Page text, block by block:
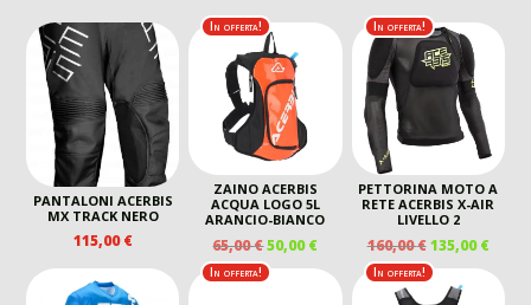
PANTALONI ACERBIS
MX TRACK NERO
115,00€
In offerta!
ZAINO ACERBIS
ACQUA LOGO 5L
ARANCIO-BIANCO
65,00€IL
PREZZO
ORIGINALE
50,00€IL
PREZZO
ATTUALE
In offerta!
PETTORINA MOTO A
RETE ACERBIS X-AIR
LIVELLO 2
160,00€ IL
PREZZO
ORIGINALE
135,00€IL
In offerta! In offerta!